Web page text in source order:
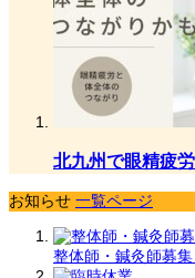
北九州で眼精疲
お知らせ 一覧ページ
整体師・鍼灸師募